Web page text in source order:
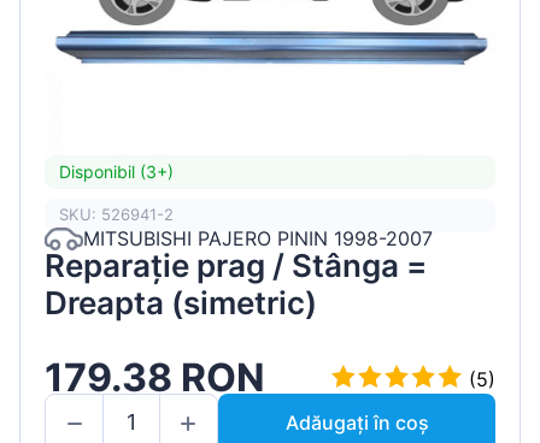
Disponibil (3+)
SKU: 526941-2
MITSUBISHI PAJERO PININ 1998-2007
Reparație prag / Stânga =
Dreapta (simetric)
179.38 RON
(5)
Adăugați în coș